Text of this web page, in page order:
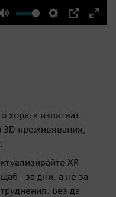
Mute Settings
PIP
Enter
хората изпитват
3D преживявания,
XR
- за дни, а не за
Без да